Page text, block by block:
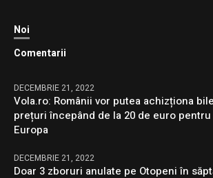
Noi
Comentarii
DECEMBRIE 21, 2022
Vola.ro: Românii vor putea achizționa
prețuri începând de la 20 de euro
Europa
DECEMBRIE 21, 2022
Doar 3 zboruri anulate pe Otopeni în